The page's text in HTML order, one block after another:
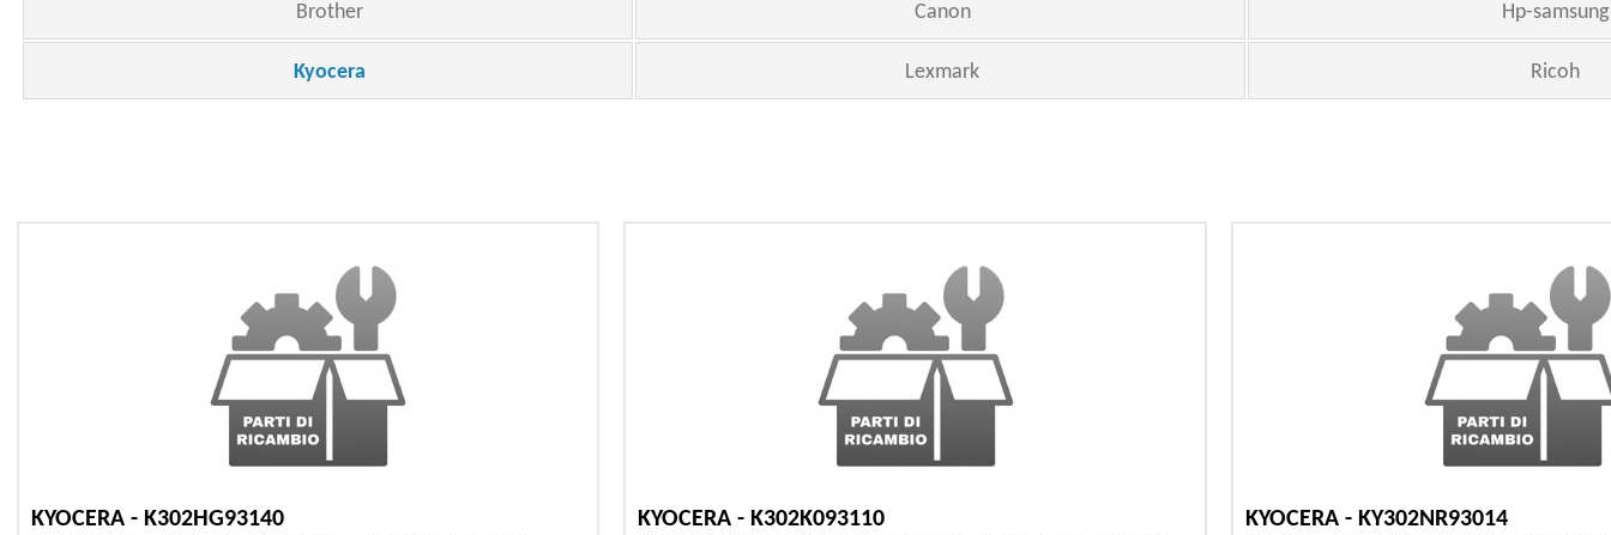
Brother Canon Hp-samsung
Kyocera Lexmark Ricoh
KYOCERA - K302HG93140 KYOCERA - K302K093110 KYOCERA - KY302NR93014